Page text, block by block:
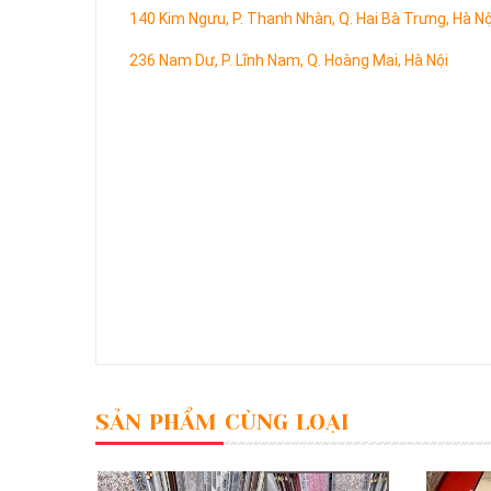
140 Kim Ngưu, P. Thanh Nhàn, Q. Hai Bà Trưng, Hà
236 Nam Dư, P. Lĩnh Nam, Q. Hoàng Mai, Hà Nội
SẢN PHẨM CÙNG LOẠI